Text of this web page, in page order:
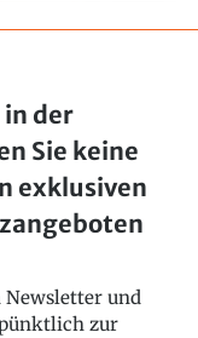
in der
Sie keine
exklusiven
Newsletter und
zur